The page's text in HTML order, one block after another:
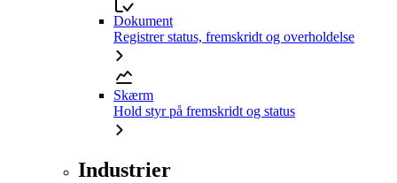
Dokument
Registrer status, fremskridt og overholdelse
Skærm
Hold styr på fremskridt og status
Industrier